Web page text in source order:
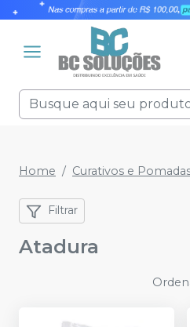
Home Curativos e
Filtrar
Atadura